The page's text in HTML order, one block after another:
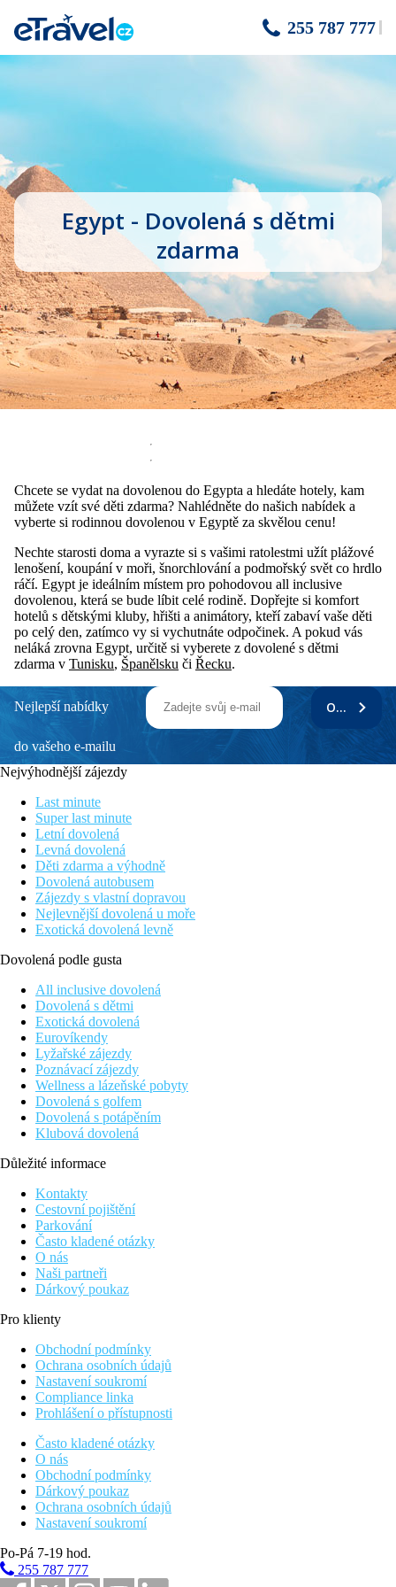
255 787 777
Egypt - Dovolená s dětmi
zdarma
Chcete se vydat na dovolenou do Egypta a hledáte hotely, kam
můžete vzít své děti zdarma? Nahlédněte do našich nabídek a
vyberte si rodinnou dovolenou v Egyptě za skvělou cenu!
Nechte starosti doma a vyrazte si s vašimi ratolestmi užít plážové
lenošení, koupání v moři, šnorchlování a podmořský svět co hrdlo
ráčí. Egypt je ideálním místem pro pohodovou all inclusive
dovolenou, která se bude líbit celé rodině. Dopřejte si komfort
hotelů s dětskými kluby, hřišti a animátory, kteří zabaví vaše děti
po celý den, zatímco vy si vychutnáte odpočinek. A pokud vás
neláká zrovna Egypt, určitě si vyberete z dovolené s dětmi
zdarma v Tunisku, Španělsku či Řecku.
Nejlepší nabídky
do vašeho e-mailu
ODEBÍRAT
Nejvýhodnější zájezdy
Last minute
Super last minute
Letní dovolená
Levná dovolená
Děti zdarma a výhodně
Dovolená autobusem
Zájezdy s vlastní dopravou
Nejlevnější dovolená u moře
Exotická dovolená levně
Dovolená podle gusta
All inclusive dovolená
Dovolená s dětmi
Exotická dovolená
Eurovíkendy
Lyžařské zájezdy
Poznávací zájezdy
Wellness a lázeňské pobyty
Dovolená s golfem
Dovolená s potápěním
Klubová dovolená
Důležité informace
Kontakty
Cestovní pojištění
Parkování
Často kladené otázky
O nás
Naši partneři
Dárkový poukaz
Pro klienty
Obchodní podmínky
Ochrana osobních údajů
Nastavení soukromí
Compliance linka
Prohlášení o přístupnosti
Často kladené otázky
O nás
Obchodní podmínky
Dárkový poukaz
Ochrana osobních údajů
Nastavení soukromí
Po-Pá 7-19 hod.
255 787 777